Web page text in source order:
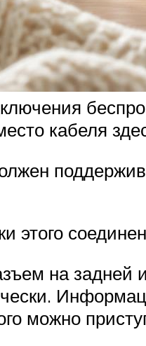
кабеля
этого
на задней
можно